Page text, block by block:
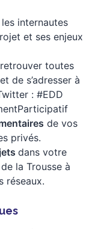
internautes
et ses enjeux
toutes
de s’adresser à
: #EDD
de vos
privés.
dans votre
la Trousse à
réseaux.